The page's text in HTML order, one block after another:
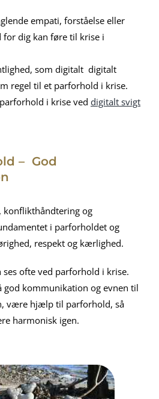
empati, forståelse eller
dig kan føre til krise i
som digitalt digitalt
regel til et parforhold i krise.
i krise ved digitalt svigt
– God
konflikthåndtering og
i parforholdet og
respekt og kærlighed.
ofte ved parforhold i krise.
kommunikation og evnen til
være hjælp til parforhold, så
harmonisk igen.